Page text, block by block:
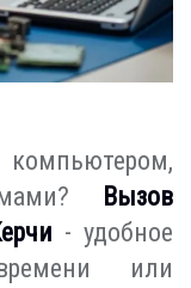
Вызов
- удобное
или